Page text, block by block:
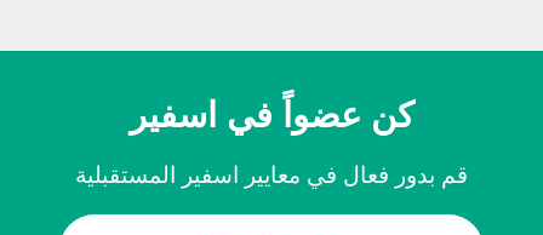
كن عضواً في اسفير
قم بدور فعال في معايير اسفير المستقبلية